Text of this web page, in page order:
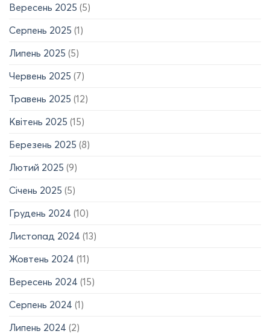
Вересень 2025 (5)
Серпень 2025 (1)
Липень 2025 (5)
Червень 2025 (7)
Травень 2025 (12)
Квітень 2025 (15)
Березень 2025 (8)
Лютий 2025 (9)
Січень 2025 (5)
Грудень 2024 (10)
Листопад 2024 (13)
Жовтень 2024 (11)
Вересень 2024 (15)
Серпень 2024 (1)
Липень 2024 (2)